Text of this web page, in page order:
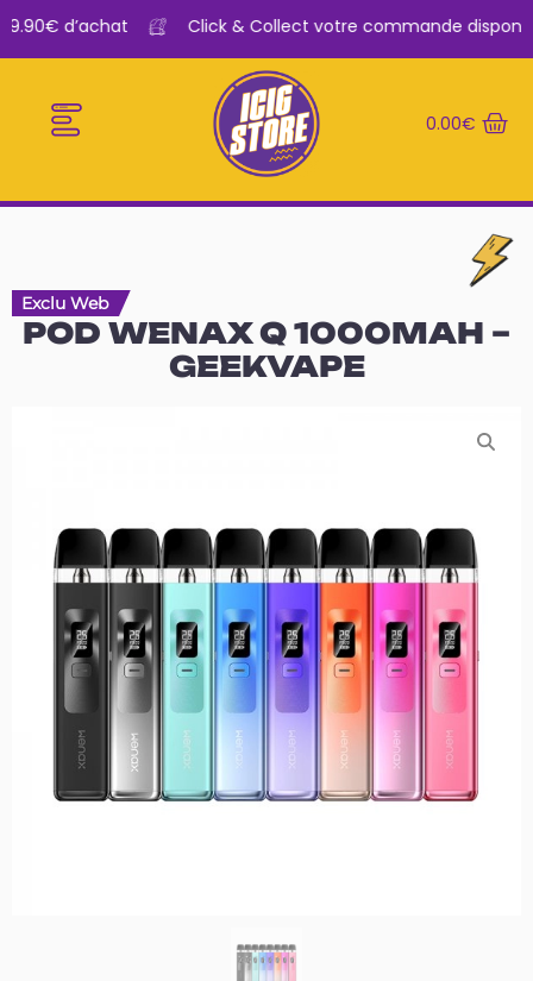
d’achat Click & Collect votre commande
0.00€
Exclu Web
POD WENAX Q 1000MAH –
GEEKVAPE